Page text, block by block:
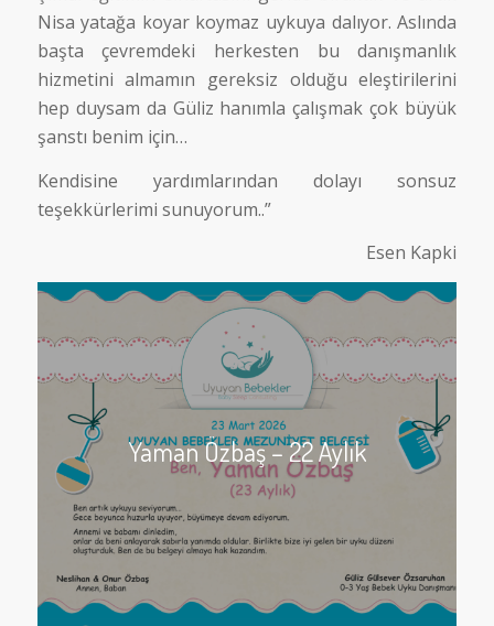
Nisa yatağa koyar koymaz uykuya dalıyor. Aslında
başta çevremdeki herkesten bu danışmanlık
hizmetini almamın gereksiz olduğu eleştirilerini
hep duysam da Güliz hanımla çalışmak çok büyük
şanstı benim için…
Kendisine yardımlarından dolayı sonsuz
teşekkürlerimi sunuyorum..”
Esen Kapki
Yaman Özbaş – 22 Aylık